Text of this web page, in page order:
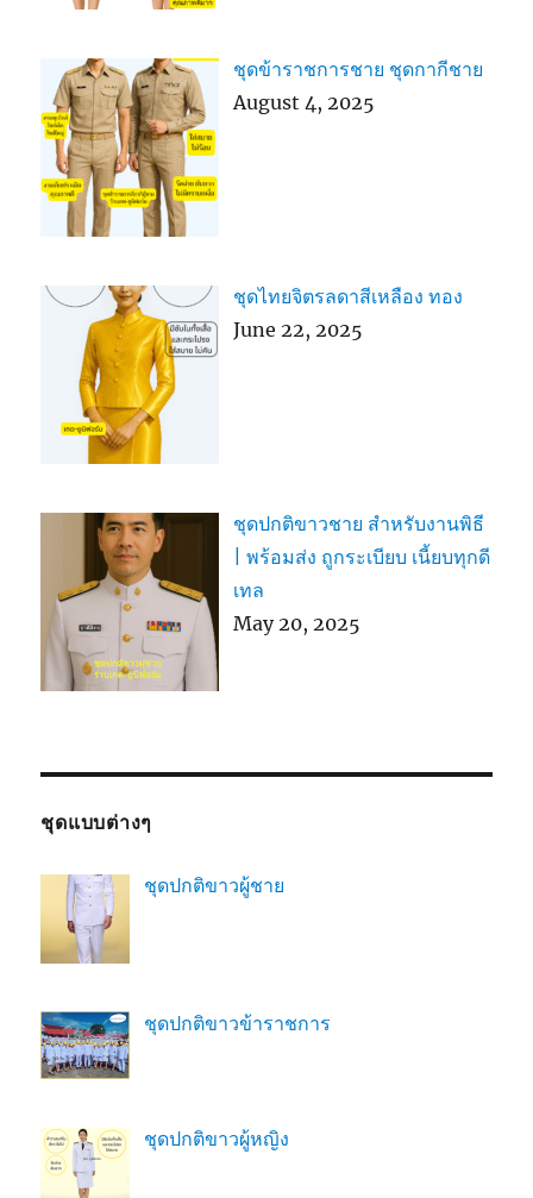
ชุดข้าราชการชาย ชุดกากีชาย
August 4, 2025
ชุดไทยจิตรลดาสีเหลือง ทอง
June 22, 2025
ชุดปกติขาวชาย สำหรับงานพิธี
| พร้อมส่ง ถูกระเบียบ เนี้ยบทุกดี
เทล
May 20, 2025
ชุดแบบต่างๆ
ชุดปกติขาวผู้ชาย
ชุดปกติขาวข้าราชการ
ชุดปกติขาวผู้หญิง